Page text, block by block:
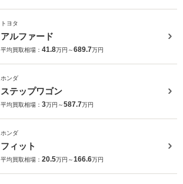
トヨタ
アルファード
平均買取相場： 41.8万円～689.7万円
ホンダ
ステップワゴン
平均買取相場： 3万円～587.7万円
ホンダ
フィット
平均買取相場： 20.5万円～166.6万円